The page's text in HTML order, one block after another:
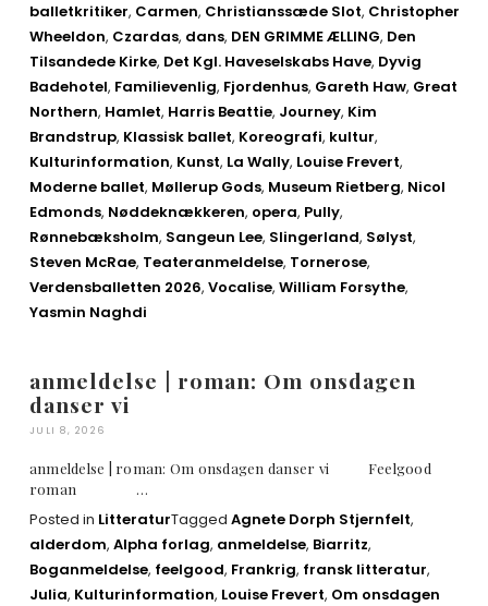
balletkritiker, Carmen, Christianssæde Slot, Christopher
Wheeldon, Czardas, dans, DEN GRIMME ÆLLING, Den
Tilsandede Kirke, Det Kgl. Haveselskabs Have, Dyvig
Badehotel, Familievenlig, Fjordenhus, Gareth Haw, Great
Northern, Hamlet, Harris Beattie, Journey, Kim
Brandstrup, Klassisk ballet, Koreografi, kultur,
Kulturinformation, Kunst, La Wally, Louise Frevert,
Moderne ballet, Møllerup Gods, Museum Rietberg, Nicol
Edmonds, Nøddeknækkeren, opera, Pully,
Rønnebæksholm, Sangeun Lee, Slingerland, Sølyst,
Steven McRae, Teateranmeldelse, Tornerose,
Verdensballetten 2026, Vocalise, William Forsythe,
Yasmin Naghdi
anmeldelse | roman: Om onsdagen
danser vi
JULI 8, 2026
anmeldelse | roman: Om onsdagen danser vi Feelgood
roman …
Posted in LitteraturTagged Agnete Dorph Stjernfelt,
alderdom, Alpha forlag, anmeldelse, Biarritz,
Boganmeldelse, feelgood, Frankrig, fransk litteratur,
Julia, Kulturinformation, Louise Frevert, Om onsdagen